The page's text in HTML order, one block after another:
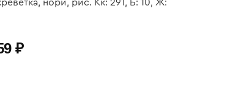
нори, рис. Кк: 291, Б: 10, Ж:
₽